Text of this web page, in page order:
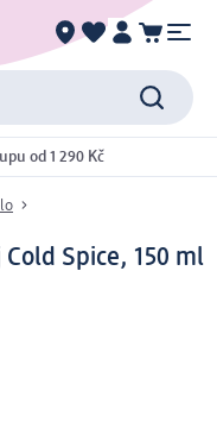
od 1 290 Kč
Spice, 150 ml